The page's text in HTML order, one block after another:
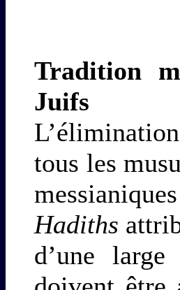
Tradition
Juifs
tous les
Hadiths
d’une